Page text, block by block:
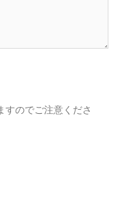
すのでご注意くださ